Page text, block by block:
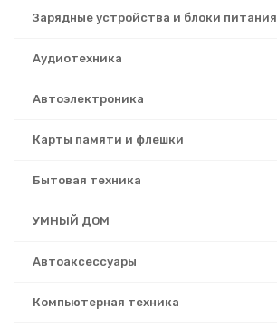
Зарядные устройства и блоки питания
Аудиотехника
Автоэлектроника
Карты памяти и флешки
Бытовая техника
УМНЫЙ ДОМ
Автоаксессуары
Компьютерная техника